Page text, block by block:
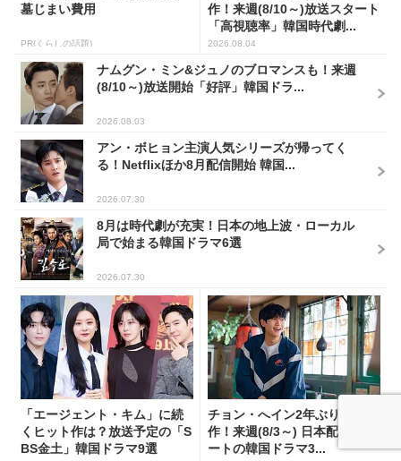
墓じまい費用
PR(くらしの話題)
作！来週(8/10～)放送スタート
「高視聴率」韓国時代劇...
2026.08.04
ナムグン・ミン&ジュノのブロマンスも！来週
(8/10～)放送開始「好評」韓国ドラ...
2026.08.03
アン・ボヒョン主演人気シリーズが帰ってく
る！Netflixほか8月配信開始 韓国...
2026.07.30
8月は時代劇が充実！日本の地上波・ローカル
局で始まる韓国ドラマ6選
2026.07.30
「エージェント・キム」に続
くヒット作は？放送予定の「S
BS金土」韓国ドラマ9選
チョン・へイン2年ぶりの主演
作！来週(8/3～) 日本配信スタ
ートの韓国ドラマ3...